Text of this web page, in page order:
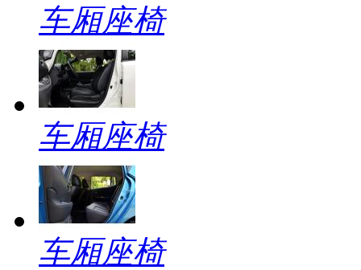
车厢座椅
车厢座椅
车厢座椅